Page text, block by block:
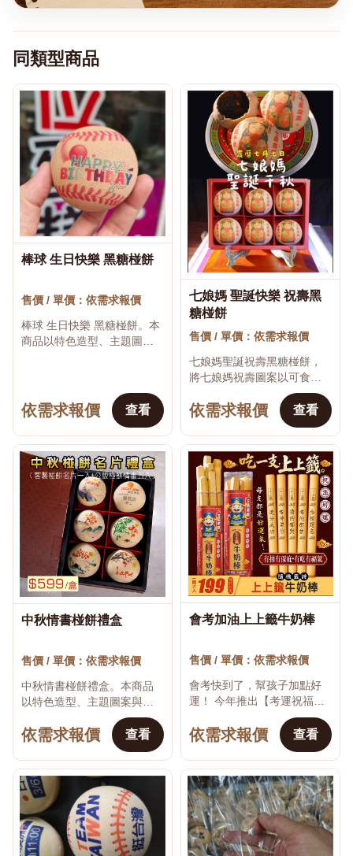
同類型商品
♡
棒球 生日快樂 黑糖椪餅
售價 / 單價：依需求報價
棒球 生日快樂 黑糖椪餅。本
商品以特色造型、主題圖案
及親友分享。可依商...
依需求報價 查看
♡
七娘媽 聖誕快樂 祝壽黑
糖椪餅
售價 / 單價：依需求報價
七娘媽聖誕祝壽黑糖椪餅，
將七娘媽祝壽圖案以可食用
彩色印刷呈現在台南傳統黑
糖椪餅上，適合七娘媽聖
誕、宮廟祝壽、成年禮相關
祭典、供桌祈福及信眾結...
依需求報價 查看
中秋情書椪餅禮盒
售價 / 單價：依需求報價
中秋情書椪餅禮盒。本商品
以特色造型、主題圖案與祝
福文字製作，適合生日、節
慶活動、婚禮、企業贈品、
校園活動、開幕送禮及親友
分享。可依商品規格洽...
依需求報價 查看
會考加油上上籤牛奶棒
售價 / 單價：依需求報價
會考快到了，幫孩子加點好
運！ 今年推出【考運祝福
組】 把好運刻進牛奶棒裡，
有抽有保庇，有吃有福氣 有
您祝福，孩子更有底氣。 送
考...
依需求報價 查看